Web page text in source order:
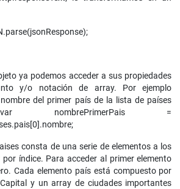
ya podemos acceder a sus propiedades
y/o notación de array. Por ejemplo
del primer país de la lista de países
nombrePrimerPais =
consta de una serie de elementos a los
índice. Para acceder al primer elemento
Cada elemento país está compuesto por
y un array de ciudades importantes